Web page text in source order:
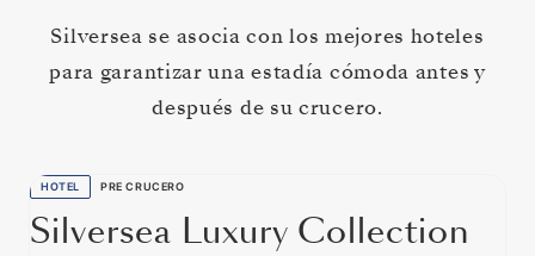
Silversea se asocia con los mejores hoteles
para garantizar una estadía cómoda antes y
después de su crucero.
HOTEL PRE CRUCERO
Silversea Luxury Collection